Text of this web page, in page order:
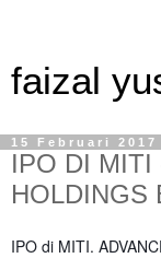
faizal
15 Februari 2017
IPO DI MITI
HOLDINGS
IPO di MITI.